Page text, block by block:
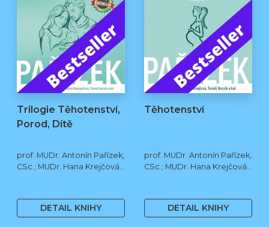
Trilogie Těhotenství,
Porod, Dítě
prof. MUDr. Antonín Pařízek,
CSc.; MUDr. Hana Krejčová,
Tomáš Honzík, Ph.D. a kol.
DETAIL KNIHY
Těhotenství
prof. MUDr. Antonín Pařízek,
CSc.; MUDr. Hana Krejčová,
DETAIL KNIHY